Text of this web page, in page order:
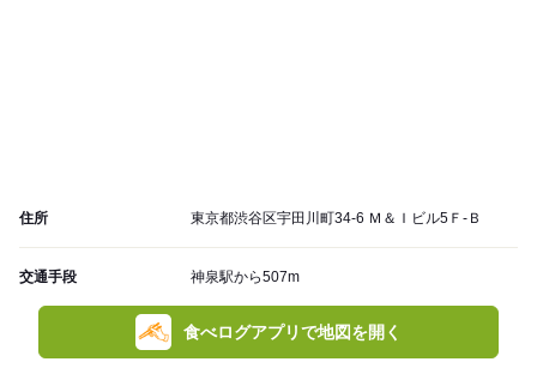
住所 東京都渋谷区宇田川町34-6 Ｍ＆Ｉビル5Ｆ-Ｂ
交通手段 神泉駅から507m
食べログアプリで地図を開く